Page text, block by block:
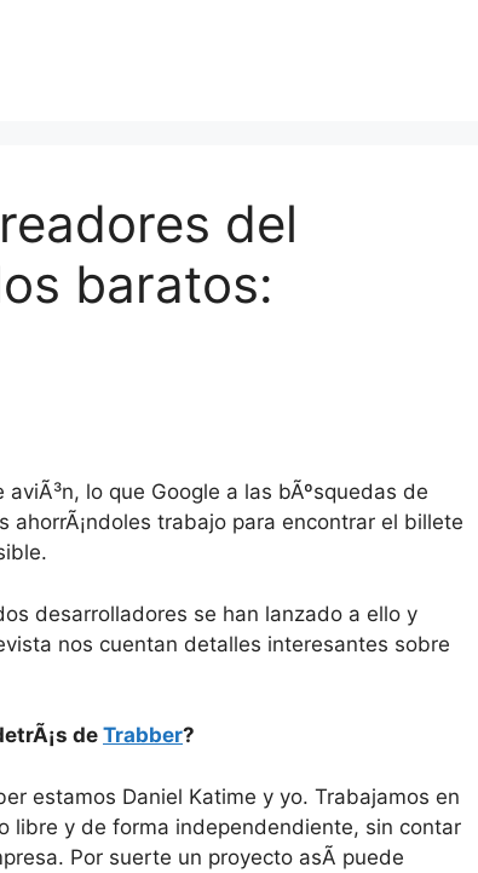
del
baratos:
lo que Google a las bÃºsquedas de
ahorrÃ¡ndoles trabajo para encontrar el billete
desarrolladores se han lanzado a ello y
nos cuentan detalles interesantes sobre
de Trabber?
estamos Daniel Katime y yo. Trabajamos en
libre y de forma independendiente, sin contar
Por suerte un proyecto asÃ­ puede